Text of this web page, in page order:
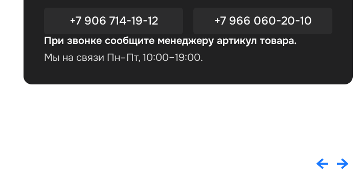
+7 906 714-19-12 +7 966 060-20-10
При звонке сообщите менеджеру артикул товара.
Мы на связи Пн–Пт, 10:00–19:00.